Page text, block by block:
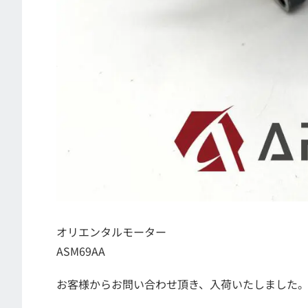
オリエンタルモーター
ASM69AA
お客様からお問い合わせ頂き、入荷いたしました。